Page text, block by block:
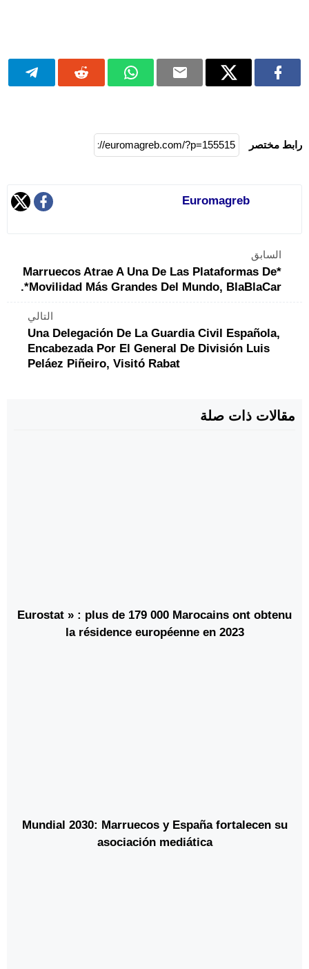
رابط مختصر
Euromagreb
السابق
*Marruecos Atrae A Una De Las Plataformas De
Movilidad Más Grandes Del Mundo, BlaBlaCar*.
التالي
Una Delegación De La Guardia Civil Española,
Encabezada Por El General De División Luis
Peláez Piñeiro, Visitó Rabat
مقالات ذات صلة
Eurostat » : plus de 179 000 Marocains ont obtenu
la résidence européenne en 2023
Mundial 2030: Marruecos y España fortalecen su
asociación mediática